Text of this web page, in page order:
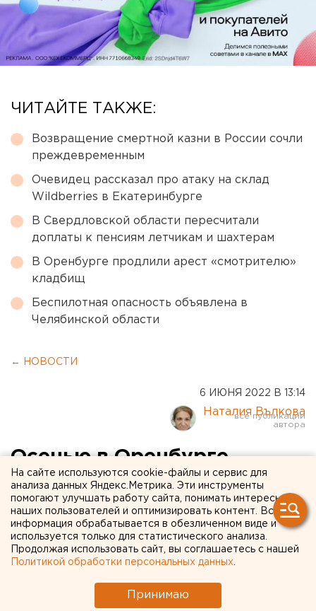
ЧИТАЙТЕ ТАКЖЕ:
Возвращение смертной казни в России сочли
преждевременным
Очевидец рассказал про атаку на склад
Wildberries в Екатеринбурге
В Свердловской области пересчитали
доплаты к пенсиям летчикам и шахтерам
В Оренбурге продлили арест «смотрителю»
кладбищ
Беспилотная опасность объявлена в
Челябинской области
← НОВОСТИ
6 ИЮНЯ 2022 В 13:14
Наталия Вълкова
Осенью в Оренбурге
пройдет российско-
казахстанский форум с
участием президентов двух
стран
На сайте используются cookie-файлы и сервис для
анализа данных Яндекс.Метрика. Эти инструменты
помогают улучшать работу сайта, понимать интересы
наших пользователей и оптимизировать контент. Вся
информация обрабатывается в обезличенном виде и
используется только для статистического анализа.
Продолжая использовать сайт, вы соглашаетесь с нашей
Политикой обработки персональных данных
Принимаю